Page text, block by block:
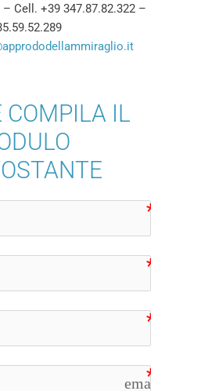
– Cell. +39 347.87.82.322 –
COMPILA IL
email